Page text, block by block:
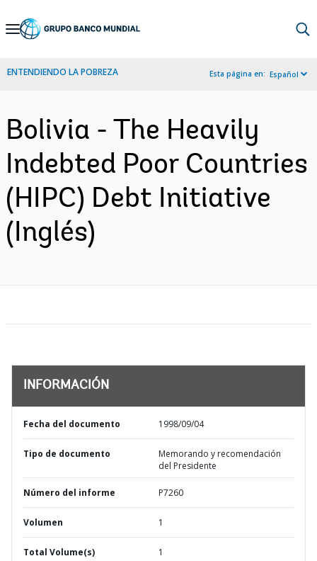
Skip
Navigation
ENTENDIENDO LA POBREZA Esta página en: Español
Bolivia - The Heavily
Indebted Poor Countries
(HIPC) Debt Initiative
(Inglés)
INFORMACIÓN
Fecha del documento 1998/09/04
Tipo de documento
Memorando y recomendación
del Presidente
Número del informe P7260
Volumen 1
Total Volume(s) 1